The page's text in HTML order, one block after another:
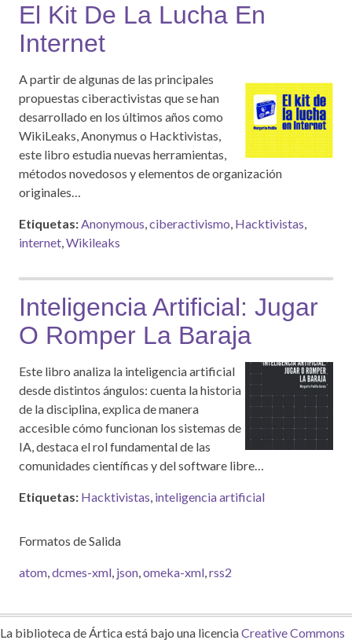
El Kit De La Lucha En
Internet
A partir de algunas de las principales
propuestas ciberactivistas que se han
desarrollado en los últimos años como
WikiLeaks, Anonymus o Hacktivistas,
este libro estudia nuevas herramientas,
métodos novedosos y elementos de organización
originales…
Etiquetas:Anonymous,ciberactivismo, Hacktivistas,
internet,Wikileaks
Inteligencia Artificial: Jugar
O Romper La Baraja
Este libro analiza la inteligencia artificial
desde distintos ángulos: cuenta la historia
de la disciplina, explica de manera
accesible cómo funcionan los sistemas de
IA, destaca el rol fundamental de las
comunidades científicas y del software libre…
Etiquetas: Hacktivistas, inteligencia artificial
Formatos de Salida
atom,dcmes-xml, json,omeka-xml,rss2
La biblioteca de Ártica está bajo una licenciaCreative Commons